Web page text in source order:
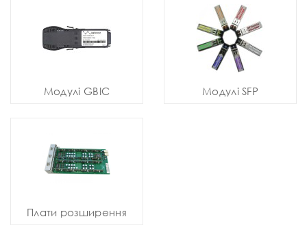
Модулі GBIC Модулі SFP
Плати розширення